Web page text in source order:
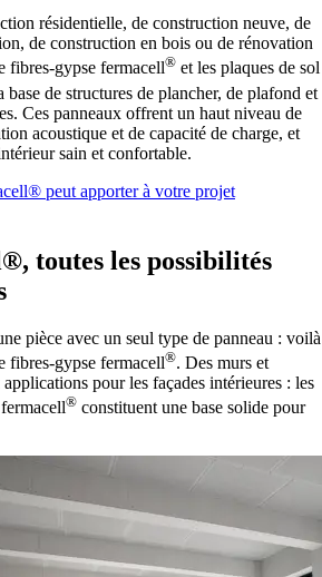
résidentielle, de construction neuve, de
de construction en bois ou de rénovation
fibres-gypse fermacell® et les plaques de sol
base de structures de plancher, de plafond et
Ces panneaux offrent un haut niveau de
acoustique et de capacité de charge, et
sain et confortable.
peut apporter à votre projet
toutes les possibilités
pièce avec un seul type de panneau : voilà
fibres-gypse fermacell®. Des murs et
pour les façades intérieures : les
® constituent une base solide pour